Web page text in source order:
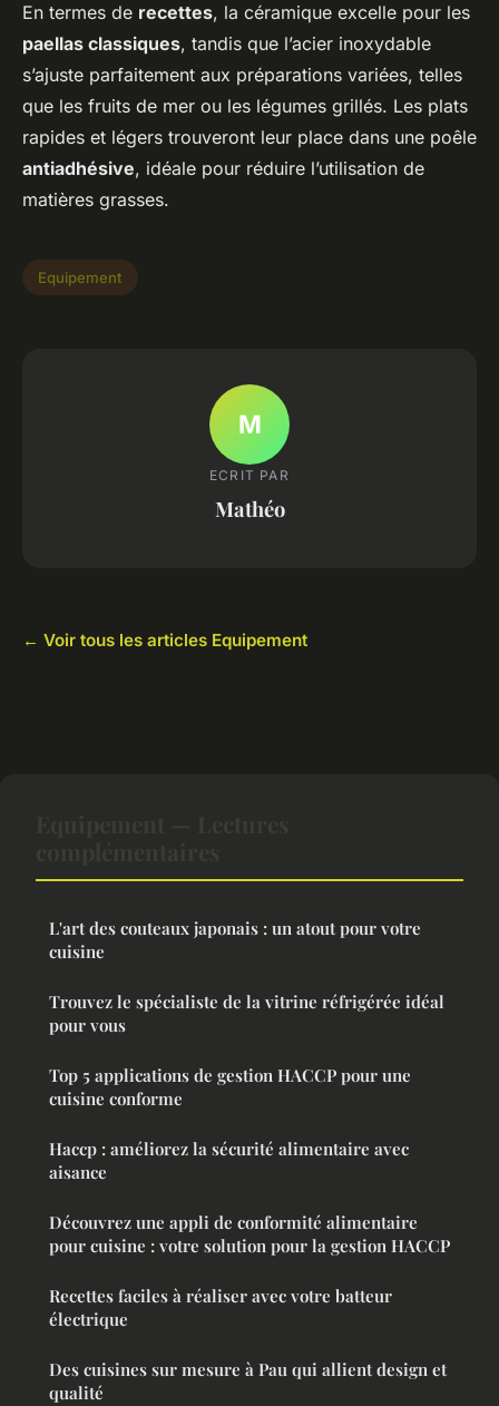
En termes de recettes, la céramique excelle pour les
paellas classiques, tandis que l’acier inoxydable
s’ajuste parfaitement aux préparations variées, telles
que les fruits de mer ou les légumes grillés. Les plats
rapides et légers trouveront leur place dans une poêle
antiadhésive, idéale pour réduire l’utilisation de
matières grasses.
Equipement
M
ECRIT PAR
Mathéo
← Voir tous les articles Equipement
L'art des couteaux japonais : un atout pour votre
cuisine
Trouvez le spécialiste de la vitrine réfrigérée idéal
pour vous
Top 5 applications de gestion HACCP pour une
cuisine conforme
Haccp : améliorez la sécurité alimentaire avec
aisance
Découvrez une appli de conformité alimentaire
pour cuisine : votre solution pour la gestion HACCP
Recettes faciles à réaliser avec votre batteur
électrique
Des cuisines sur mesure à Pau qui allient design et
qualité